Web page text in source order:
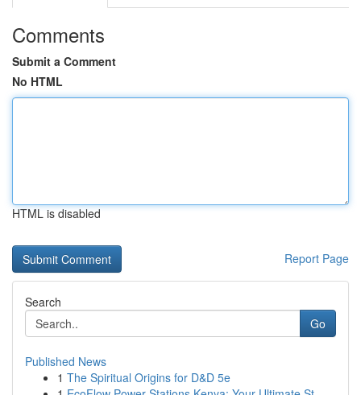
Comments
Submit a Comment
No HTML
HTML is disabled
Report Page
Search
Go
Published News
1 The Spiritual Origins for D&D 5e